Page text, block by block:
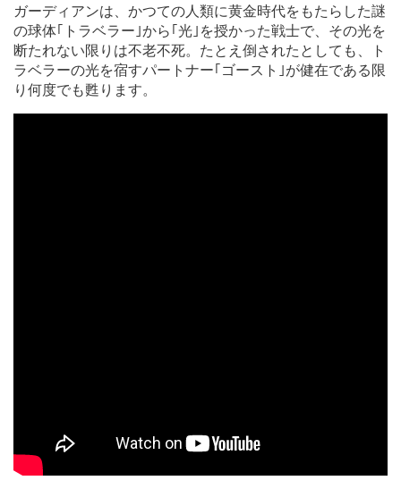
ガーディアンは、かつての人類に黄金時代をもたらした謎
の球体｢トラベラー｣から｢光｣を授かった戦士で、その光を
断たれない限りは不老不死。たとえ倒されたとしても、ト
ラベラーの光を宿すパートナー｢ゴースト｣が健在である限
り何度でも甦ります。